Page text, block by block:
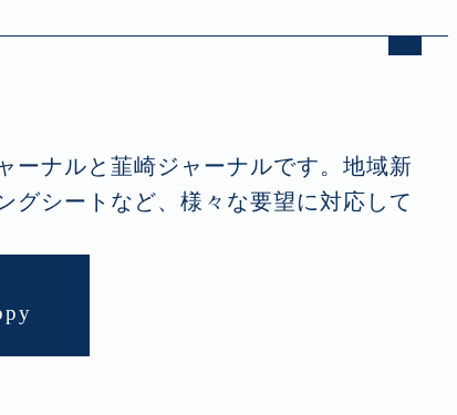
ーナルと韮崎ジャーナルです。地域新
グシートなど、様々な要望に対応して